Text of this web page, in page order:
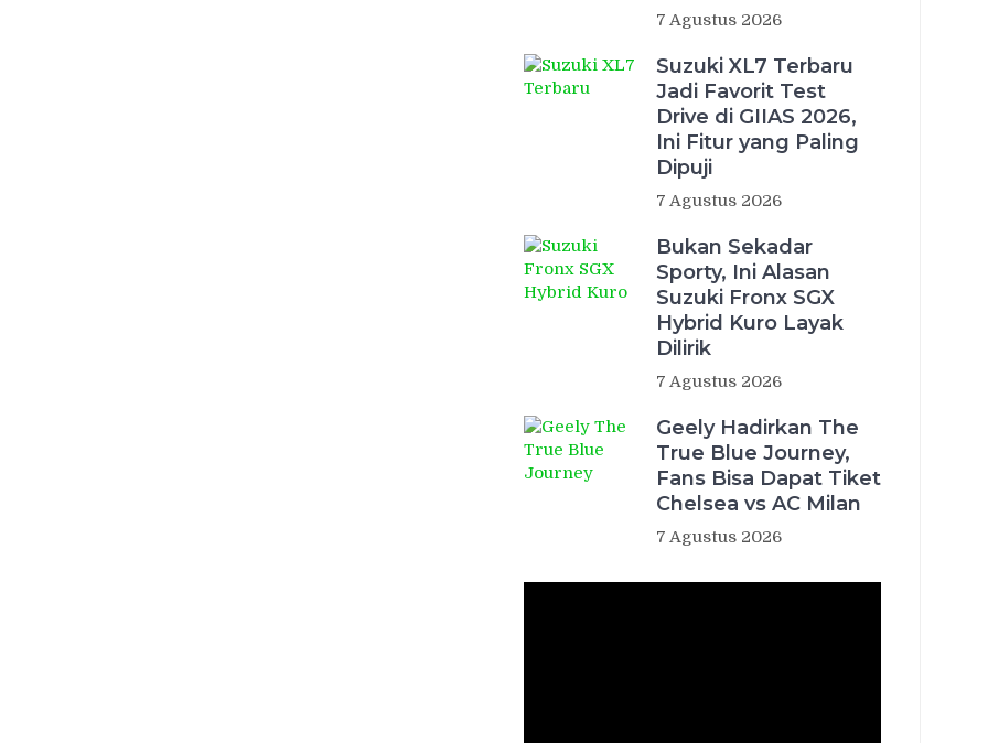
7 Agustus 2026
Suzuki XL7 Terbaru
Jadi Favorit Test
Drive di GIIAS 2026,
Ini Fitur yang Paling
Dipuji
7 Agustus 2026
Bukan Sekadar
Sporty, Ini Alasan
Suzuki Fronx SGX
Hybrid Kuro Layak
Dilirik
7 Agustus 2026
Geely Hadirkan The
True Blue Journey,
Fans Bisa Dapat Tiket
Chelsea vs AC Milan
7 Agustus 2026